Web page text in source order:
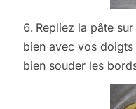
Repliez la pâte
bien avec vos
bien souder les